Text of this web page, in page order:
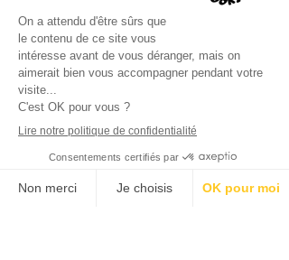
rencontre enrichissante, animée par
Romain, maraîcher passionné,
accompagné d'Antoine du GAB 44
(Groupement des Agriculteurs
Biologiques de Loire-Atlantique).